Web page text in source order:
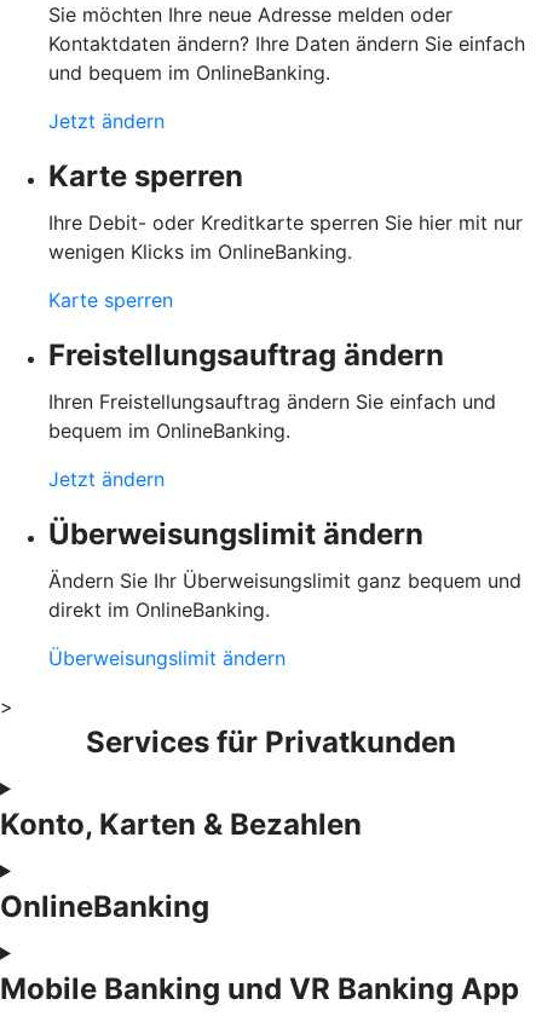
Sie möchten Ihre neue Adresse melden oder
Kontaktdaten ändern? Ihre Daten ändern Sie einfach
und bequem im OnlineBanking.
Jetzt ändern
Karte sperren
Ihre Debit- oder Kreditkarte sperren Sie hier mit nur
wenigen Klicks im OnlineBanking.
Karte sperren
Freistellungsauftrag ändern
Ihren Freistellungsauftrag ändern Sie einfach und
bequem im OnlineBanking.
Jetzt ändern
Überweisungslimit ändern
Ändern Sie Ihr Überweisungslimit ganz bequem und
direkt im OnlineBanking.
Überweisungslimit ändern
>
Services für Privatkunden
Konto, Karten & Bezahlen
OnlineBanking
Mobile Banking und VR Banking App